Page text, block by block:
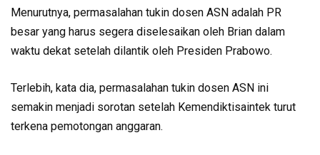
Menurutnya, permasalahan tukin dosen ASN adalah PR
besar yang harus segera diselesaikan oleh Brian dalam
waktu dekat setelah dilantik oleh Presiden Prabowo.
Terlebih, kata dia, permasalahan tukin dosen ASN ini
semakin menjadi sorotan setelah Kemendiktisaintek turut
terkena pemotongan anggaran.